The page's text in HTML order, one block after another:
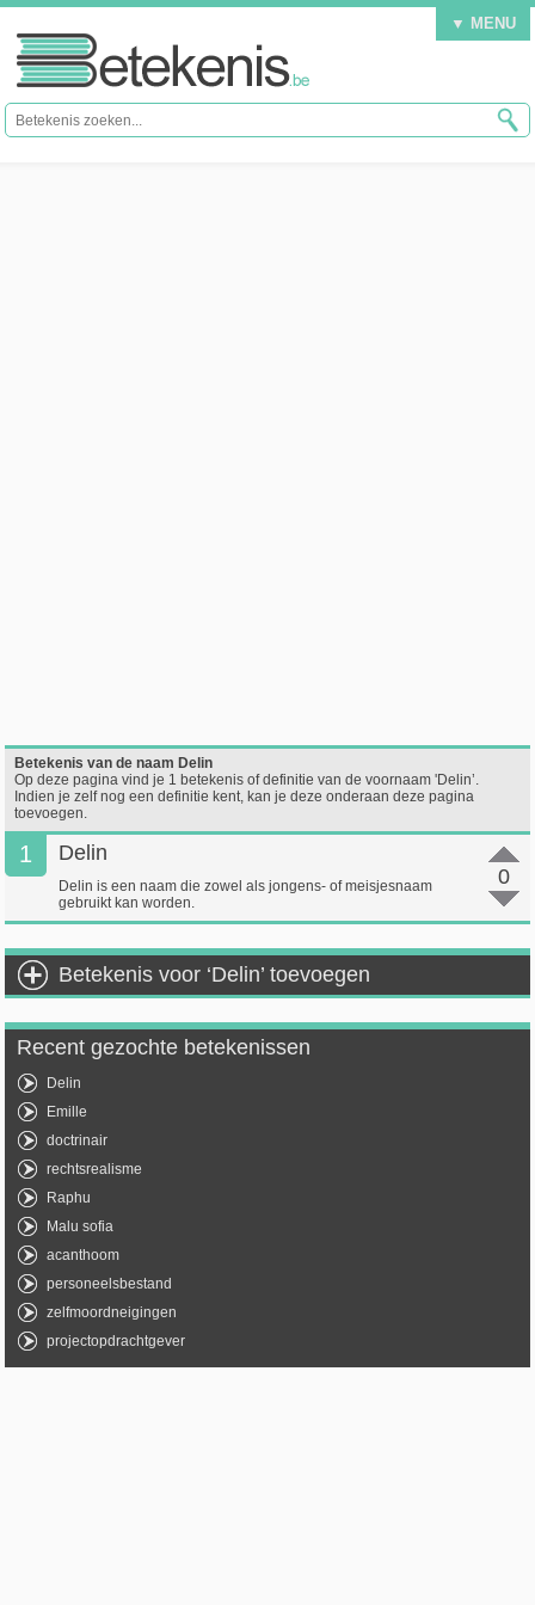
▼ MENU
Betekenis van de naam Delin
Op deze pagina vind je 1 betekenis of definitie van de voornaam 'Delin’.
Indien je zelf nog een definitie kent, kan je deze onderaan deze pagina
toevoegen.
1
0
Delin
Delin is een naam die zowel als jongens- of meisjesnaam
gebruikt kan worden.
Betekenis voor ‘Delin’ toevoegen
Recent gezochte betekenissen
Delin
Emille
doctrinair
rechtsrealisme
Raphu
Malu sofia
acanthoom
personeelsbestand
zelfmoordneigingen
projectopdrachtgever